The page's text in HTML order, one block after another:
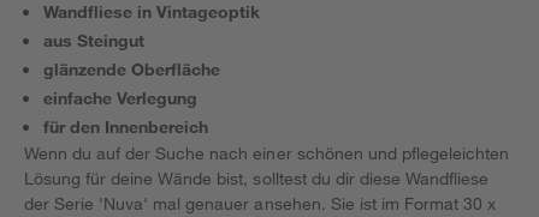
Wandfliese in Vintageoptik
aus Steingut
glänzende Oberfläche
einfache Verlegung
für den Innenbereich
Wenn du auf der Suche nach einer schönen und pflegeleichten
Lösung für deine Wände bist, solltest du dir diese Wandfliese
der Serie 'Nuva' mal genauer ansehen. Sie ist im Format 30 x